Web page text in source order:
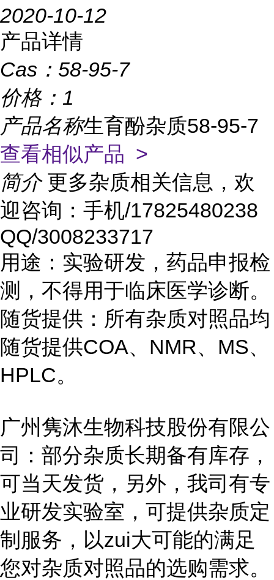
2020-10-12
产品详情
Cas： 58-95-7
价格： 1
产品名称生育酚杂质58-95-7
查看相似产品 >
简介 更多杂质相关信息，欢
迎咨询：手机/17825480238
QQ/3008233717
用途：实验研发，药品申报检
测，不得用于临床医学诊断。
随货提供：所有杂质对照品均
随货提供COA、NMR、MS、
HPLC。
广州隽沐生物科技股份有限公
司：部分杂质长期备有库存，
可当天发货，另外，我司有专
业研发实验室，可提供杂质定
制服务，以zui大可能的满足
您对杂质对照品的选购需求。